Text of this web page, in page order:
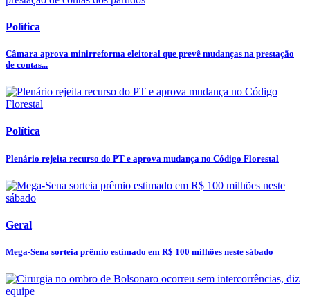
Política
Câmara aprova minirreforma eleitoral que prevê mudanças na prestação
de contas...
Política
Plenário rejeita recurso do PT e aprova mudança no Código Florestal
Geral
Mega-Sena sorteia prêmio estimado em R$ 100 milhões neste sábado